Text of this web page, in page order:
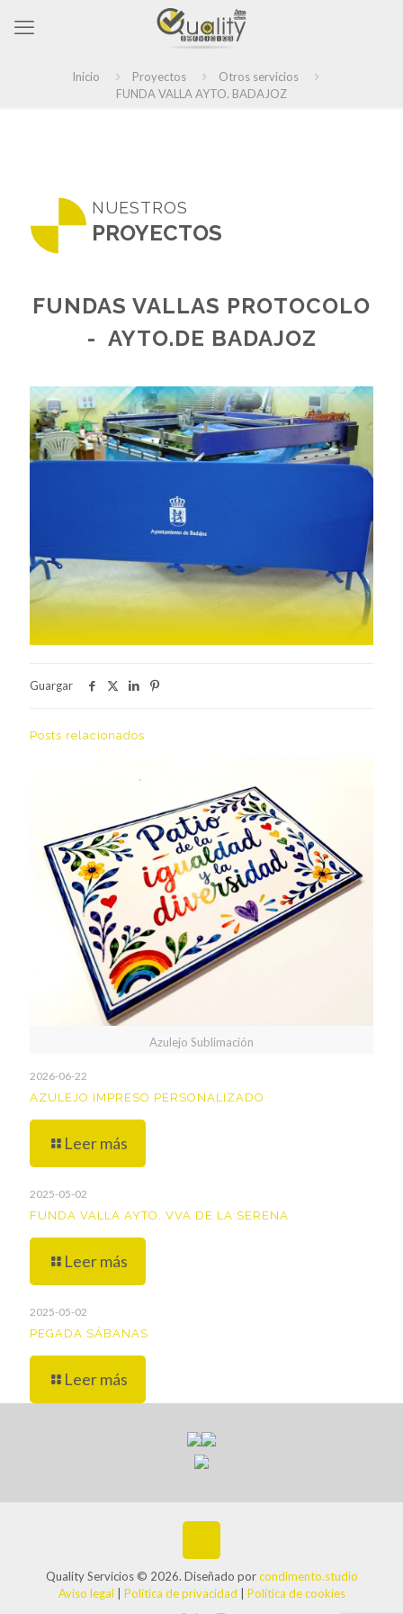
Inicio Proyectos
Otros servicios
FUNDA VALLA AYTO. BADAJOZ
NUESTROS
PROYECTOS
FUNDAS VALLAS PROTOCOLO
- AYTO.DE BADAJOZ
Guargar
Posts relacionados
Azulejo Sublimación
2026-06-22
AZULEJO IMPRESO PERSONALIZADO
Leer más
2025-05-02
FUNDA VALLA AYTO. VVA DE LA SERENA
Leer más
2025-05-02
PEGADA SÁBANAS
Leer más
Quality Servicios © 2026. Diseñado porcondimento.studio
Aviso legal
Política de privacidad Política de cookies